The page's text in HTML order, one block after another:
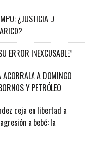
¿JUSTICIA O
ERROR INEXCUSABLE”
ACORRALA A DOMINGO
Y PETRÓLEO
deja en libertad a
a bebé: la